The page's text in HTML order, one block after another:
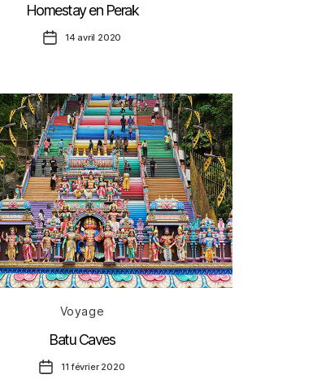
Homestay en Perak
Date
de
14 avril 2020
Voyage
Batu Caves
Date
de
11 février 2020